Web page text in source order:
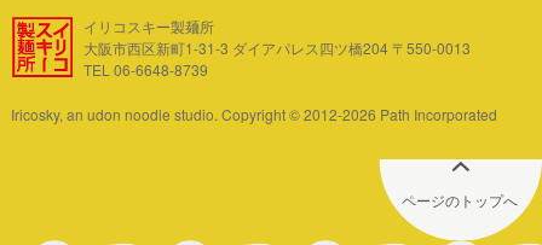
イリコスキー製麺所
大阪市西区新町1-31-3 ダイアパレス四ツ橋204 〒550-0013
TEL 06-6648-8739
Iricosky, an udon noodle studio. Copyright © 2012-2026 Path Incorporated
ページのトップへ